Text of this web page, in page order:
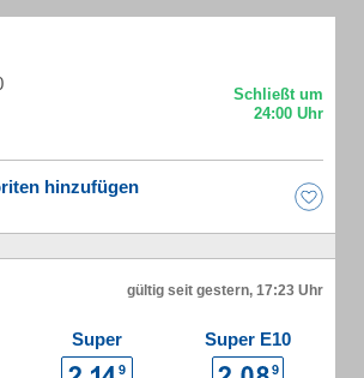
hinzufügen
gültig seit gestern, 17:23 Uhr
Super Super E10